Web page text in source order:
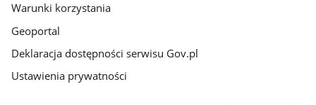
Warunki korzystania
Geoportal
Deklaracja dostępności serwisu Gov.pl
Ustawienia prywatności